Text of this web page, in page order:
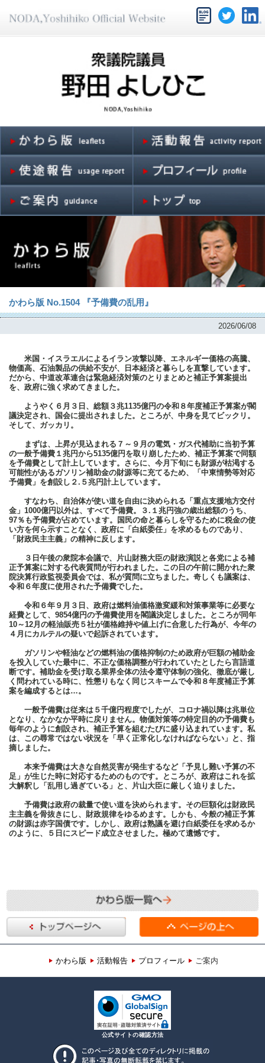
かわら版 No.1504 『予備費の乱用』
2026/06/08
米国・イスラエルによるイラン攻撃以降、エネルギー価格の高騰、
物価高、石油製品の供給不安が、日本経済と暮らしを直撃しています。
だから、中道改革連合は緊急経済対策のとりまとめと補正予算案提出
を、政府に強く求めてきました。
ようやく６月３日、総額３兆1135億円の令和８年度補正予算案が閣
議決定され、国会に提出されました。ところが、中身を見てビックリ。
そして、ガッカリ。
まずは、上昇が見込まれる７～９月の電気・ガス代補助に当初予算
の一般予備費１兆円から5135億円を取り崩したため、補正予算案で同額
を予備費として計上しています。さらに、今月下旬にも財源が枯渇する
可能性があるガソリン補助金の財源等に充てるため、「中東情勢等対応
予備費」を創設し２.５兆円計上しています。
すなわち、自治体が使い道を自由に決められる「重点支援地方交付
金」1000億円以外は、すべて予備費。３.１兆円強の歳出総額のうち、
97％も予備費が占めています。国民の命と暮らしを守るために税金の使
い方を何ら示すことなく、政府に「白紙委任」を求めるものであり、
「財政民主主義」の精神に反します。
３日午後の衆院本会議で、片山財務大臣の財政演説と各党による補
正予算案に対する代表質問が行われました。この日の午前に開かれた衆
院決算行政監視委員会では、私が質問に立ちました。奇しくも議案は、
令和６年度に使用された予備費でした。
令和６年９月３日、政府は燃料油価格激変緩和対策事業等に必要な
経費として、9854億円の予備費使用を閣議決定しました。ところが同年
10～12月の軽油販売５社が価格維持や値上げに合意した行為が、今年の
４月にカルテルの疑いで起訴されています。
ガソリンや軽油などの燃料油の価格抑制のため政府が巨額の補助金
を投入していた最中に、不正な価格調整が行われていたとしたら言語道
断です。補助金を受け取る業界全体の法令遵守体制の強化、徹底が厳し
く問われている時に、性懲りもなく同じスキームで令和８年度補正予算
案を編成するとは…。
一般予備費は従来は５千億円程度でしたが、コロナ禍以降は兆単位
となり、なかなか平時に戻りません。物価対策等の特定目的の予備費も
毎年のように創設され、補正予算を組むたびに盛り込まれています。私
は、この尋常ではない状況を「早く正常化しなければならない」と、指
摘しました。
本来予備費は大きな自然災害が発生するなど「予見し難い予算の不
足」が生じた時に対応するためのものです。ところが、政府はこれを拡
大解釈し「乱用し過ぎている」と、片山大臣に厳しく迫りました。
予備費は政府の裁量で使い道を決められます。その巨額化は財政民
主主義を骨抜きにし、財政規律をゆるめます。しかも、今般の補正予算
の財源は赤字国債です。しかし、政府は熟議を避け白紙委任を求めるか
のように、５日にスピード成立させました。極めて遺憾です。
かわら版 活動報告 プロフィール ご案内
公式サイトの確認方法